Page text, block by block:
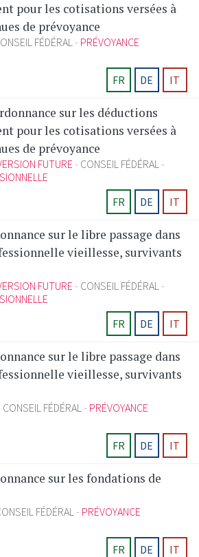
pour les cotisations versées à
de prévoyance
FÉDÉRAL
PRÉVOYANCE
FR
DE IT
sur les déductions
pour les cotisations versées à
de prévoyance
FUTURE
CONSEIL FÉDÉRAL
FR
DE IT
sur le libre passage dans
vieillesse, survivants
FUTURE
CONSEIL FÉDÉRAL
FR
DE IT
sur le libre passage dans
vieillesse, survivants
CONSEIL FÉDÉRAL PRÉVOYANCE
FR
DE IT
sur les fondations de
FÉDÉRAL
PRÉVOYANCE
FR
DE IT